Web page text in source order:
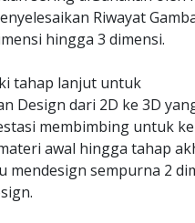
Riwayat
hingga 3 dimensi.
tahap lanjut untuk
Design dari 2D ke 3D
membimbing untuk
awal hingga tahap
mendesign sempurna 2